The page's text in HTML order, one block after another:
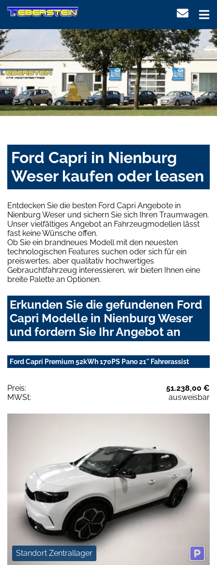
Ford Capri in Nienburg
Weser kaufen oder leasen
Entdecken Sie die besten Ford Capri Angebote in
Nienburg Weser und sichern Sie sich Ihren Traumwagen.
Unser vielfältiges Angebot an Fahrzeugmodellen lässt
fast keine Wünsche offen.
Ob Sie ein brandneues Modell mit den neuesten
technologischen Features suchen oder sich für ein
preiswertes, aber qualitativ hochwertiges
Gebrauchtfahrzeug interessieren, wir bieten Ihnen eine
breite Palette an Optionen.
Erkunden Sie die gefundenen Ford
Capri Modelle in Nienburg Weser
und fordern Sie Ihr Angebot an
Ford Capri Premium 52kWh 170PS Pano 21'' Fahrerassist
Preis:
51.238,00 €
MWSt:
ausweisbar
Standort Zentrallager